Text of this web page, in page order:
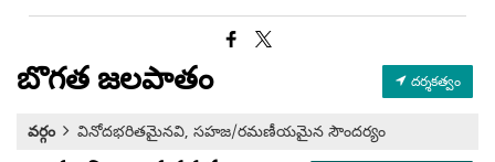
బొగత జలపాతం దర్శకత్వం
వర్గం వినోదభరితమైనవి, సహజ/రమణీయమైన సౌందర్యం